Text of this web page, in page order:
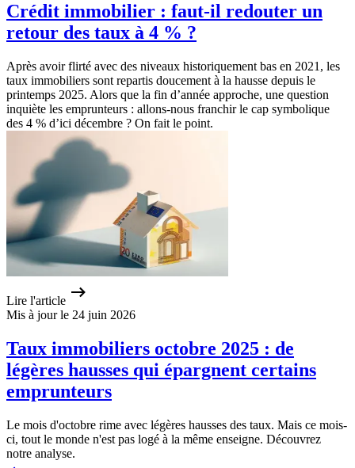
Crédit immobilier : faut-il redouter un
retour des taux à 4 % ?
Après avoir flirté avec des niveaux historiquement bas en 2021, les
taux immobiliers sont repartis doucement à la hausse depuis le
printemps 2025. Alors que la fin d’année approche, une question
inquiète les emprunteurs : allons-nous franchir le cap symbolique
des 4 % d’ici décembre ? On fait le point.
Lire l'article
Mis à jour le 24 juin 2026
Taux immobiliers octobre 2025 : de
légères hausses qui épargnent certains
emprunteurs
Le mois d'octobre rime avec légères hausses des taux. Mais ce mois-
ci, tout le monde n'est pas logé à la même enseigne. Découvrez
notre analyse.